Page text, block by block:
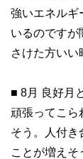
強いエネルギ
いるのですが
さけた方いい
■ 8月 良好月
頑張ってこら
そう。人付き
ことが増えそ